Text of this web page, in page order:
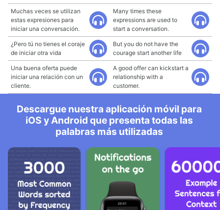
Muchas veces se utilizan
estas expresiones para
iniciar una conversación.
Many times these
expressions are used to
start a conversation.
¿Pero tú no tienes el coraje
de iniciar otra vida
But you do not have the
courage start another life
Una buena oferta puede
iniciar una relación con un
cliente.
A good offer can kickstart a
relationship with a
customer.
Descargue nuestra aplicación móvil para
iOS y Android que presenta todas las
palabras más utilizadas